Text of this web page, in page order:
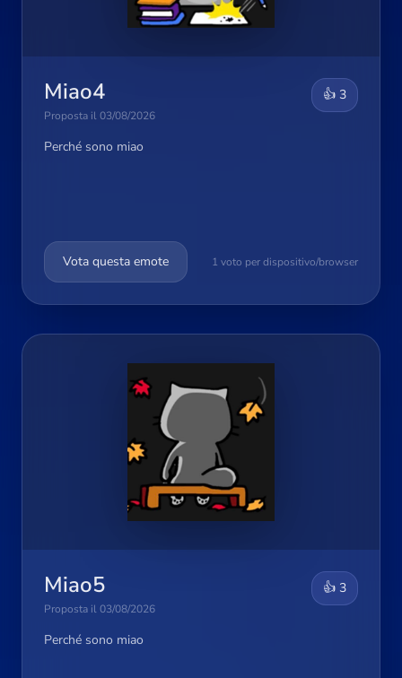
Miao4
Proposta il 03/08/2026
👍 3
Perché sono miao
Vota questa emote 1 voto per dispositivo/browser
Miao5
Proposta il 03/08/2026
👍 3
Perché sono miao